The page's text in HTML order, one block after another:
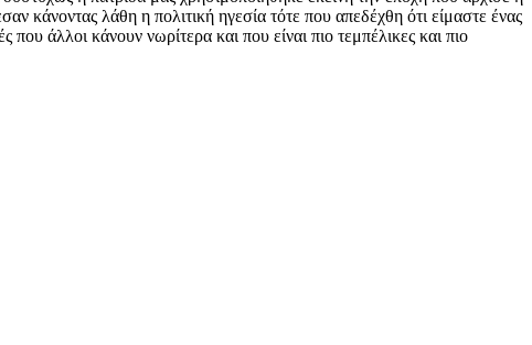
κάνοντας λάθη η πολιτική ηγεσία τότε που απεδέχθη ότι είμαστε ένας
άλλοι κάνουν νωρίτερα και που είναι πιο τεμπέλικες και πιο